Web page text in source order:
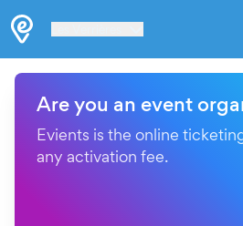
Are you an event
Evients is the online
any activation fee.